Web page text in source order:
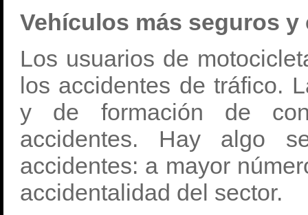
Vehículos más seguros
Los usuarios de
los accidentes de tráfico.
y de formación de
accidentes. Hay algo
accidentes: a mayor
accidentalidad del sector.